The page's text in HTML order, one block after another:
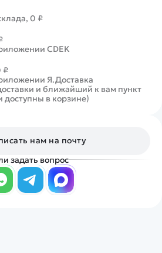
0 ₽
CDEK
₽
Я.Доставка
и ближайший к вам пункт
доступны в корзине)
нам на почту
задать вопрос